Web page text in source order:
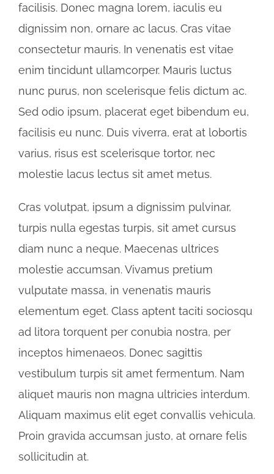
facilisis. Donec magna lorem, iaculis eu
dignissim non, ornare ac lacus. Cras vitae
consectetur mauris. In venenatis est vitae
enim tincidunt ullamcorper. Mauris luctus
nunc purus, non scelerisque felis dictum ac.
Sed odio ipsum, placerat eget bibendum eu,
facilisis eu nunc. Duis viverra, erat at lobortis
varius, risus est scelerisque tortor, nec
molestie lacus lectus sit amet metus.
Cras volutpat, ipsum a dignissim pulvinar,
turpis nulla egestas turpis, sit amet cursus
diam nunc a neque. Maecenas ultrices
molestie accumsan. Vivamus pretium
vulputate massa, in venenatis mauris
elementum eget. Class aptent taciti sociosqu
ad litora torquent per conubia nostra, per
inceptos himenaeos. Donec sagittis
vestibulum turpis sit amet fermentum. Nam
aliquet mauris non magna ultricies interdum.
Aliquam maximus elit eget convallis vehicula.
Proin gravida accumsan justo, at ornare felis
sollicitudin at.